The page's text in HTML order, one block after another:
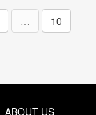
…
10
ABOUT US